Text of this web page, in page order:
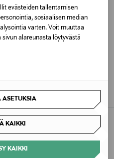
evästeiden tallentamisen
sosiaalisen median
varten. Voit muuttaa
alareunasta löytyvästä
KAIKKI
KAIKKI
Discounted Price
35,40 €